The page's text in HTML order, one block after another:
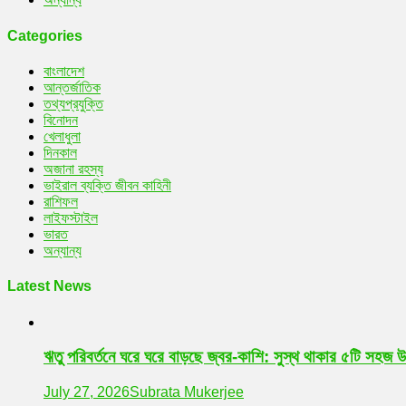
Categories
বাংলাদেশ
আন্তর্জাতিক
তথ্যপ্রযুক্তি
বিনোদন
খেলাধুলা
দিনকাল
অজানা রহস্য
ভাইরাল ব্যক্তি জীবন কাহিনী
রাশিফল
লাইফস্টাইল
ভারত
অন্যান্য
Latest News
ঋতু পরিবর্তনে ঘরে ঘরে বাড়ছে জ্বর-কাশি: সুস্থ থাকার ৫টি সহজ
July 27, 2026Subrata Mukerjee